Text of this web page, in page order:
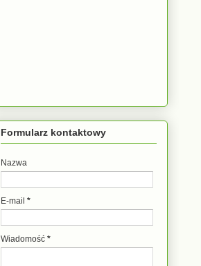
Formularz kontaktowy
Nazwa
E-mail *
Wiadomość *